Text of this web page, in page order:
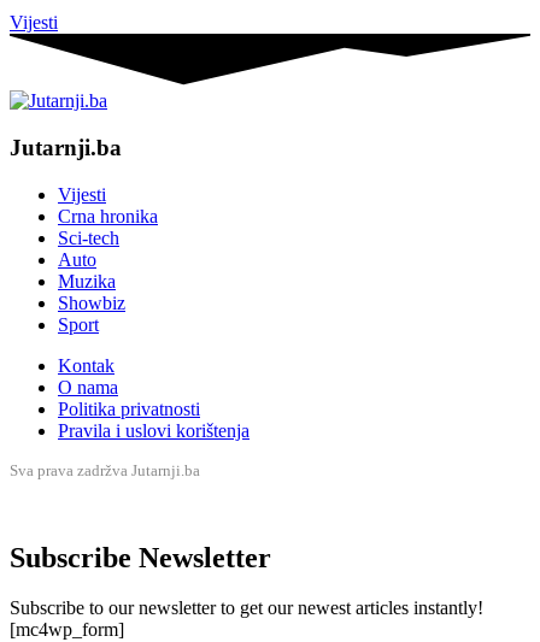
Vijesti
Jutarnji.ba
Vijesti
Crna hronika
Sci-tech
Auto
Muzika
Showbiz
Sport
Kontak
O nama
Politika privatnosti
Pravila i uslovi korištenja
Sva prava zadržva Jutarnji.ba
Subscribe Newsletter
Subscribe to our newsletter to get our newest articles instantly!
[mc4wp_form]